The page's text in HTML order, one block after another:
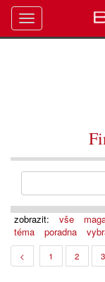
zobrazit: vše
téma
poradna
< 1 2 3
Toggle
navigation